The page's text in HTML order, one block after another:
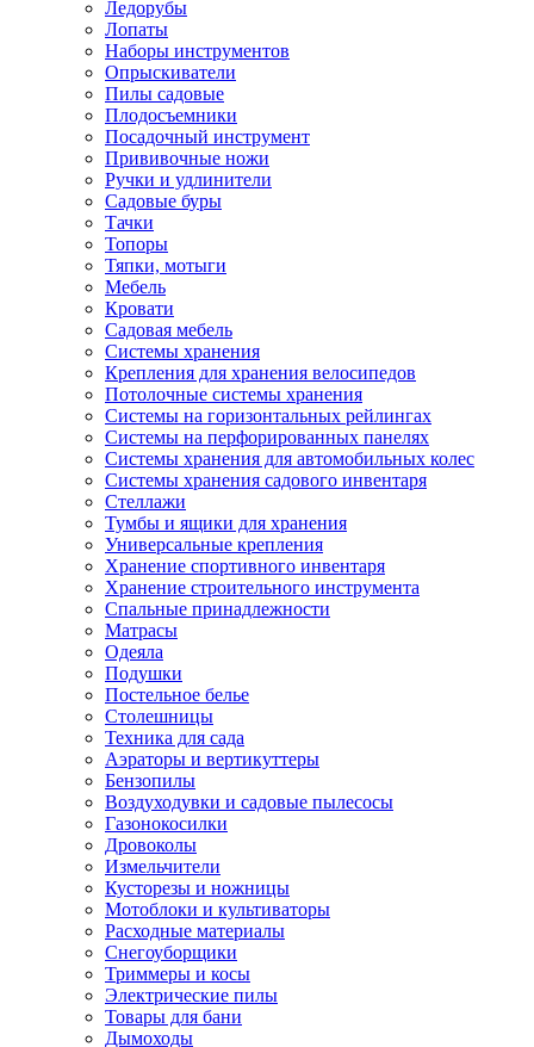
Ледорубы
Лопаты
Наборы инструментов
Опрыскиватели
Пилы садовые
Плодосъемники
Посадочный инструмент
Прививочные ножи
Ручки и удлинители
Садовые буры
Тачки
Топоры
Тяпки, мотыги
Мебель
Кровати
Садовая мебель
Системы хранения
Крепления для хранения велосипедов
Потолочные системы хранения
Системы на горизонтальных рейлингах
Системы на перфорированных панелях
Системы хранения для автомобильных колес
Системы хранения садового инвентаря
Стеллажи
Тумбы и ящики для хранения
Универсальные крепления
Хранение спортивного инвентаря
Хранение строительного инструмента
Спальные принадлежности
Матрасы
Одеяла
Подушки
Постельное белье
Столешницы
Техника для сада
Аэраторы и вертикуттеры
Бензопилы
Воздуходувки и садовые пылесосы
Газонокосилки
Дровоколы
Измельчители
Кусторезы и ножницы
Мотоблоки и культиваторы
Расходные материалы
Снегоуборщики
Триммеры и косы
Электрические пилы
Товары для бани
Дымоходы